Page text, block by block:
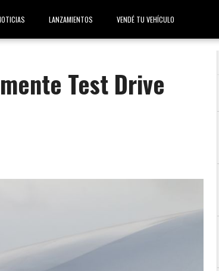
LANZAMIENTOS VENDÉ TU VEHÍCULO
Test Drive